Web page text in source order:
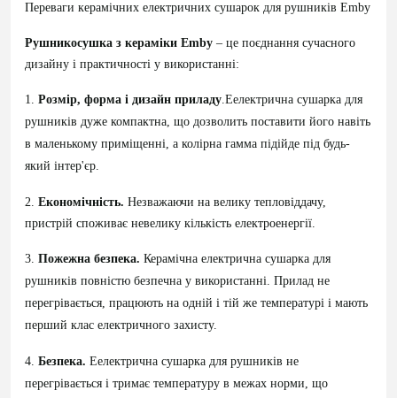
Переваги керамічних електричних сушарок для рушників Emby
Рушникосушка з кераміки Emby – це поєднання сучасного
дизайну і практичності у використанні:
1. Розмір, форма і дизайн приладу.Еелектрична сушарка для
рушників дуже компактна, що дозволить поставити його навіть
в маленькому приміщенні, а колірна гамма підійде під будь-
який інтер'єр.
2. Економічність. Незважаючи на велику тепловіддачу,
пристрій споживає невелику кількість електроенергії.
3. Пожежна безпека. Керамічна електрична сушарка для
рушників повністю безпечна у використанні. Прилад не
перегрівається, працюють на одній і тій же температурі і мають
перший клас електричного захисту.
4. Безпека. Еелектрична сушарка для рушників не
перегрівається і тримає температуру в межах норми, що